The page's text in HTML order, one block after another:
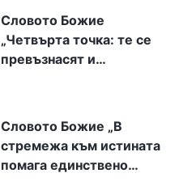
Словото Божие
„Четвърта точка: те се
превъзнасят и
Словото Божие „В
стремежа към истината
помага единствено